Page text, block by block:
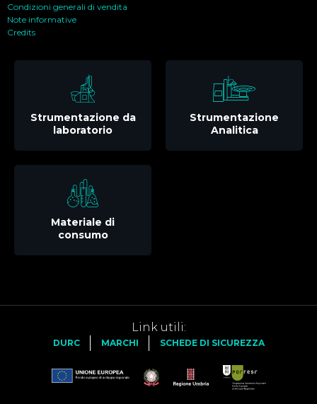
Condizioni generali di vendita
Note informative
Credits
Strumentazione da
laboratorio
Strumentazione
Analitica
Materiale di
consumo
Link utili:
DURC MARCHI SCHEDE DI SICUREZZA